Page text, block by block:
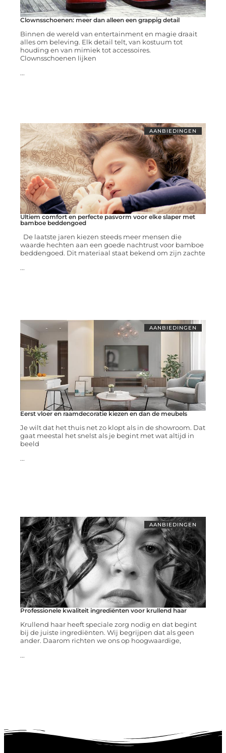
Clownsschoenen: meer dan alleen een grappig detail
Binnen de wereld van entertainment en magie draait
alles om beleving. Elk detail telt, van kostuum tot
houding en van mimiek tot accessoires.
Clownsschoenen lijken
...
AANBIEDINGEN
Ultiem comfort en perfecte pasvorm voor elke slaper met
bamboe beddengoed
De laatste jaren kiezen steeds meer mensen die
waarde hechten aan een goede nachtrust voor bamboe
beddengoed. Dit materiaal staat bekend om zijn zachte
...
AANBIEDINGEN
Eerst vloer en raamdecoratie kiezen en dan de meubels
Je wilt dat het thuis net zo klopt als in de showroom. Dat
gaat meestal het snelst als je begint met wat altijd in
beeld
...
AANBIEDINGEN
Professionele kwaliteit ingrediënten voor krullend haar
Krullend haar heeft speciale zorg nodig en dat begint
bij de juiste ingrediënten. Wij begrijpen dat als geen
ander. Daarom richten we ons op hoogwaardige,
...